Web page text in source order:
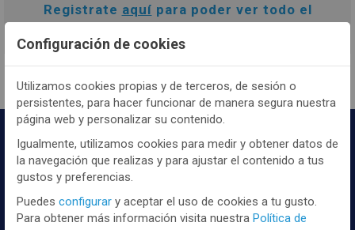
Registrate aquí para poder ver todo el
Configuración de cookies
Utilizamos cookies propias y de terceros, de sesión o
persistentes, para hacer funcionar de manera segura nuestra
página web y personalizar su contenido.
Igualmente, utilizamos cookies para medir y obtener datos de
la navegación que realizas y para ajustar el contenido a tus
gustos y preferencias.
Puedes configurar y aceptar el uso de cookies a tu gusto.
Para obtener más información visita nuestra Política de